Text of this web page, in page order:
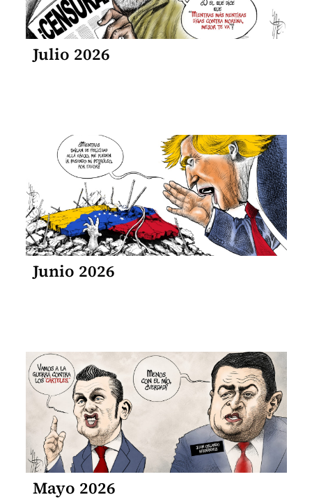
Julio 2026
Junio 2026
Mayo 2026